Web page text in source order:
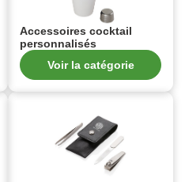
Accessoires cocktail
personnalisés
Voir la catégorie